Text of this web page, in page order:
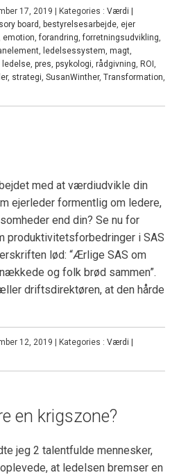
17, 2019 | Kategories : Værdi |
board, bestyrelsesarbejde, ejer
emotion,forandring,forretningsudvikling,
, ledelsessystem, magt,
ledelse, pres, psykologi, rådgivning, ROI ,
, strategi, SusanWinther, Transformation,
med at værdiudvikle din
ejerleder formentlig om ledere,
end din? Se nu for
produktivitetsforbedringer i SAS
lød: “Ærlige SAS om
og folk brød sammen”.
driftsdirektøren, at den hårde
12, 2019 | Kategories : Værdi |
en krigszone?
jeg 2 talentfulde mennesker,
at ledelsen bremser en